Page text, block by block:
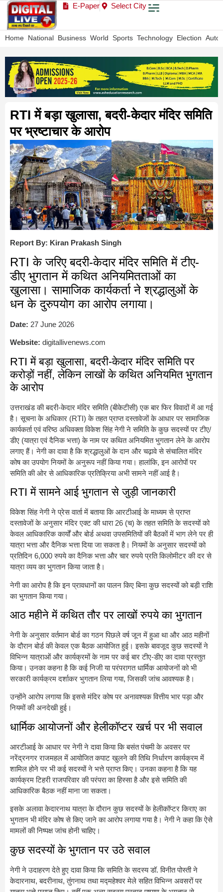
E-Paper Select City
Home National Business World Sports Technology Election Auto
RTI में बड़ा खुलासा, बदरी-केदार मंदिर समिति
पर भ्रष्टाचार के आरोप
Report By: Kiran Prakash Singh
RTI के जरिए बदरी-केदार मंदिर समिति में टीए-
डीए भुगतान में कथित अनियमितताओं का
खुलासा। सामाजिक कार्यकर्ता ने श्रद्धालुओं के
धन के दुरुपयोग का आरोप लगाया।
Date: 27 June 2026
Website: digitallivenews.com
RTI में बड़ा खुलासा, बदरी-केदार मंदिर समिति पर
करोड़ों नहीं, लेकिन लाखों के कथित अनियमित भुगतान
के आरोप
उत्तराखंड की बदरी-केदार मंदिर समिति (बीकेटीसी) एक बार फिर विवादों में आ गई
है। सूचना के अधिकार (RTI) के तहत प्राप्त दस्तावेजों के आधार पर सामाजिक
कार्यकर्ता एवं वरिष्ठ अधिवक्ता विकेश सिंह नेगी ने समिति के कुछ सदस्यों पर टीए/
डीए (यात्रा एवं दैनिक भत्ता) के नाम पर कथित अनियमित भुगतान लेने के आरोप
लगाए हैं। नेगी का दावा है कि श्रद्धालुओं के दान और चढ़ावे से संचालित मंदिर
कोष का उपयोग नियमों के अनुरूप नहीं किया गया। हालांकि, इन आरोपों पर
समिति की ओर से आधिकारिक प्रतिक्रिया अभी सामने नहीं आई है।
RTI में सामने आई भुगतान से जुड़ी जानकारी
विकेश सिंह नेगी ने प्रेस वार्ता में बताया कि आरटीआई के माध्यम से प्राप्त
दस्तावेजों के अनुसार मंदिर एक्ट की धारा 26 (च) के तहत समिति के सदस्यों को
केवल आधिकारिक कार्यों और बोर्ड अथवा उपसमितियों की बैठकों में भाग लेने पर ही
यात्रा भत्ता और दैनिक भत्ता दिया जा सकता है। नियमों के अनुसार सदस्यों को
प्रतिदिन 6,000 रुपये का दैनिक भत्ता और चार रुपये प्रति किलोमीटर की दर से
यात्रा व्यय का भुगतान किया जाता है।
नेगी का आरोप है कि इन प्रावधानों का पालन किए बिना कुछ सदस्यों को बड़ी राशि
का भुगतान किया गया।
आठ महीने में कथित तौर पर लाखों रुपये का भुगतान
नेगी के अनुसार वर्तमान बोर्ड का गठन पिछले वर्ष जून में हुआ था और आठ महीनों
के दौरान बोर्ड की केवल एक बैठक आयोजित हुई। इसके बावजूद कुछ सदस्यों ने
विभिन्न यात्राओं और कार्यक्रमों के नाम पर कई बार टीए-डीए का दावा प्रस्तुत
किया। उनका कहना है कि कई निजी या परंपरागत धार्मिक आयोजनों को भी
सरकारी कार्यक्रम दर्शाकर भुगतान लिया गया, जिसकी जांच आवश्यक है।
उन्होंने आरोप लगाया कि इससे मंदिर कोष पर अनावश्यक वित्तीय भार पड़ा और
नियमों की अनदेखी हुई।
धार्मिक आयोजनों और हेलीकॉप्टर खर्च पर भी सवाल
आरटीआई के आधार पर नेगी ने दावा किया कि बसंत पंचमी के अवसर पर
नरेंद्रनगर राजमहल में आयोजित कपाट खुलने की तिथि निर्धारण कार्यक्रम में
शामिल होने पर भी कई सदस्यों ने भत्ते प्राप्त किए। उनका कहना है कि यह
कार्यक्रम टिहरी राजपरिवार की परंपरा का हिस्सा है और इसे समिति की
आधिकारिक बैठक नहीं माना जा सकता।
इसके अलावा केदारनाथ यात्रा के दौरान कुछ सदस्यों के हेलीकॉप्टर किराए का
भुगतान भी मंदिर कोष से किए जाने का आरोप लगाया गया है। नेगी ने कहा कि ऐसे
मामलों की निष्पक्ष जांच होनी चाहिए।
कुछ सदस्यों के भुगतान पर उठे सवाल
नेगी ने उदाहरण देते हुए दावा किया कि समिति के सदस्य डॉ. विनीत पोस्ती ने
केदारनाथ, बदरीनाथ, तुंगनाथ तथा मद्महेश्वर मेले सहित विभिन्न अवसरों पर